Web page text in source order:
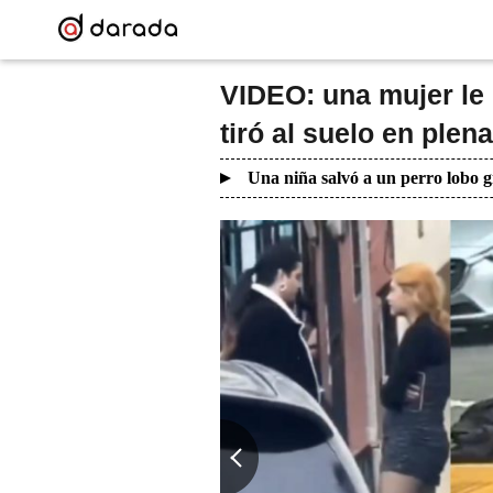
VIDEO: una mujer
tiró al suelo en
Una niña salvó a un perro lobo